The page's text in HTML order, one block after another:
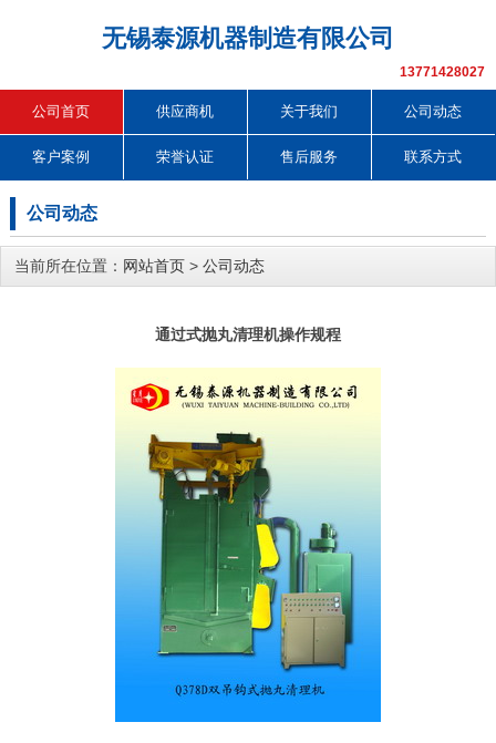
无锡泰源机器制造有限公司
13771428027
公司首页 供应商机 关于我们 公司动态
客户案例 荣誉认证 售后服务 联系方式
公司动态
当前所在位置： 网站首页 > 公司动态
通过式抛丸清理机操作规程